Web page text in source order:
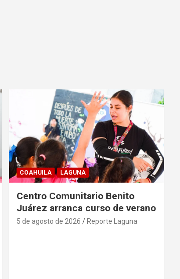
COAHUILA LAGUNA
Centro Comunitario Benito
Juárez arranca curso de verano
5 de agosto de 2026 Reporte Laguna